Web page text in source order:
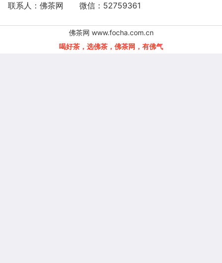
联系人：佛茶网 微信：52759361
佛茶网 www.focha.com.cn
喝好茶，选佛茶，佛茶网，有佛气